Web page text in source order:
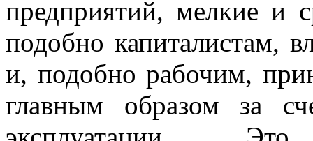
предприятий, мелкие и
подобно капиталистам,
и, подобно рабочим,
главным образом за